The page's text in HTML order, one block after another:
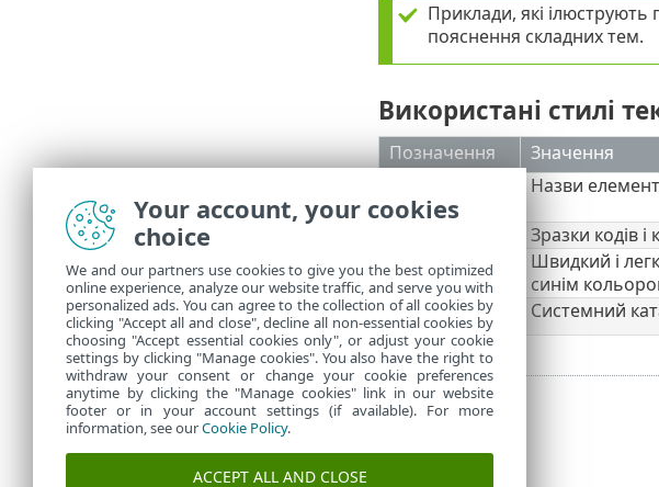
Приклади, які
пояснення складних тем.
Використані стилі
Позначення
Значення
текст
Назви
Зразки кодів і
Hyperlink
Швидкий і
синім
%ProgramFiles%
Системний
Your account, your cookies
choice
We and our partners use cookies to give you the best optimized
online experience, analyze our website traffic, and serve you with
personalized ads. You can agree to the collection of all cookies by
clicking "Accept all and close", decline all non-essential cookies by
choosing "Accept essential cookies only", or adjust your cookie
settings by clicking "Manage cookies". You also have the right to
withdraw your consent or change your cookie preferences
anytime by clicking the "Manage cookies" link in our website
footer or in your account settings (if available). For more
information, see ourCookie Policy.
ACCEPT ALL AND CLOSE